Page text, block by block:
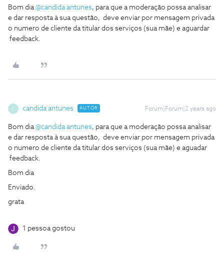
Bom dia@candida antunes, para que a moderação possa analisar
e dar resposta à sua questão, deve enviar por mensagem privada
o numero de cliente da titular dos serviços (sua mãe) e aguardar
feedback.
C candida antunes AUTOR Forum|Forum|2 years ago
Bom dia@candida antunes, para que a moderação possa analisar
e dar resposta à sua questão, deve enviar por mensagem privada
o numero de cliente da titular dos serviços (sua mãe) e aguadar
feedback.
Bom dia
Enviado.
grata
1 pessoa gostou